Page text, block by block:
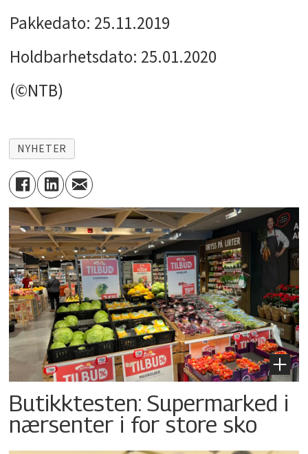
Pakkedato: 25.11.2019
Holdbarhetsdato: 25.01.2020
(©NTB)
NYHETER
Butikktesten: Supermarked i
nærsenter i for store sko